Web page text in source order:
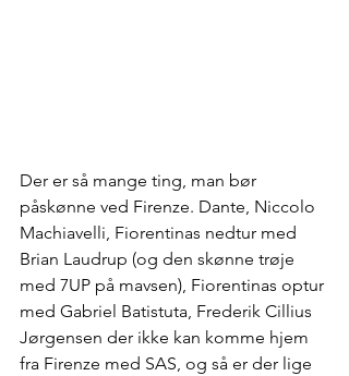
Der er så mange ting, man bør
påskønne ved Firenze. Dante, Niccolo
Machiavelli, Fiorentinas nedtur med
Brian Laudrup (og den skønne trøje
med 7UP på mavsen), Fiorentinas optur
med Gabriel Batistuta, Frederik Cillius
Jørgensen der ikke kan komme hjem
fra Firenze med SAS, og så er der lige